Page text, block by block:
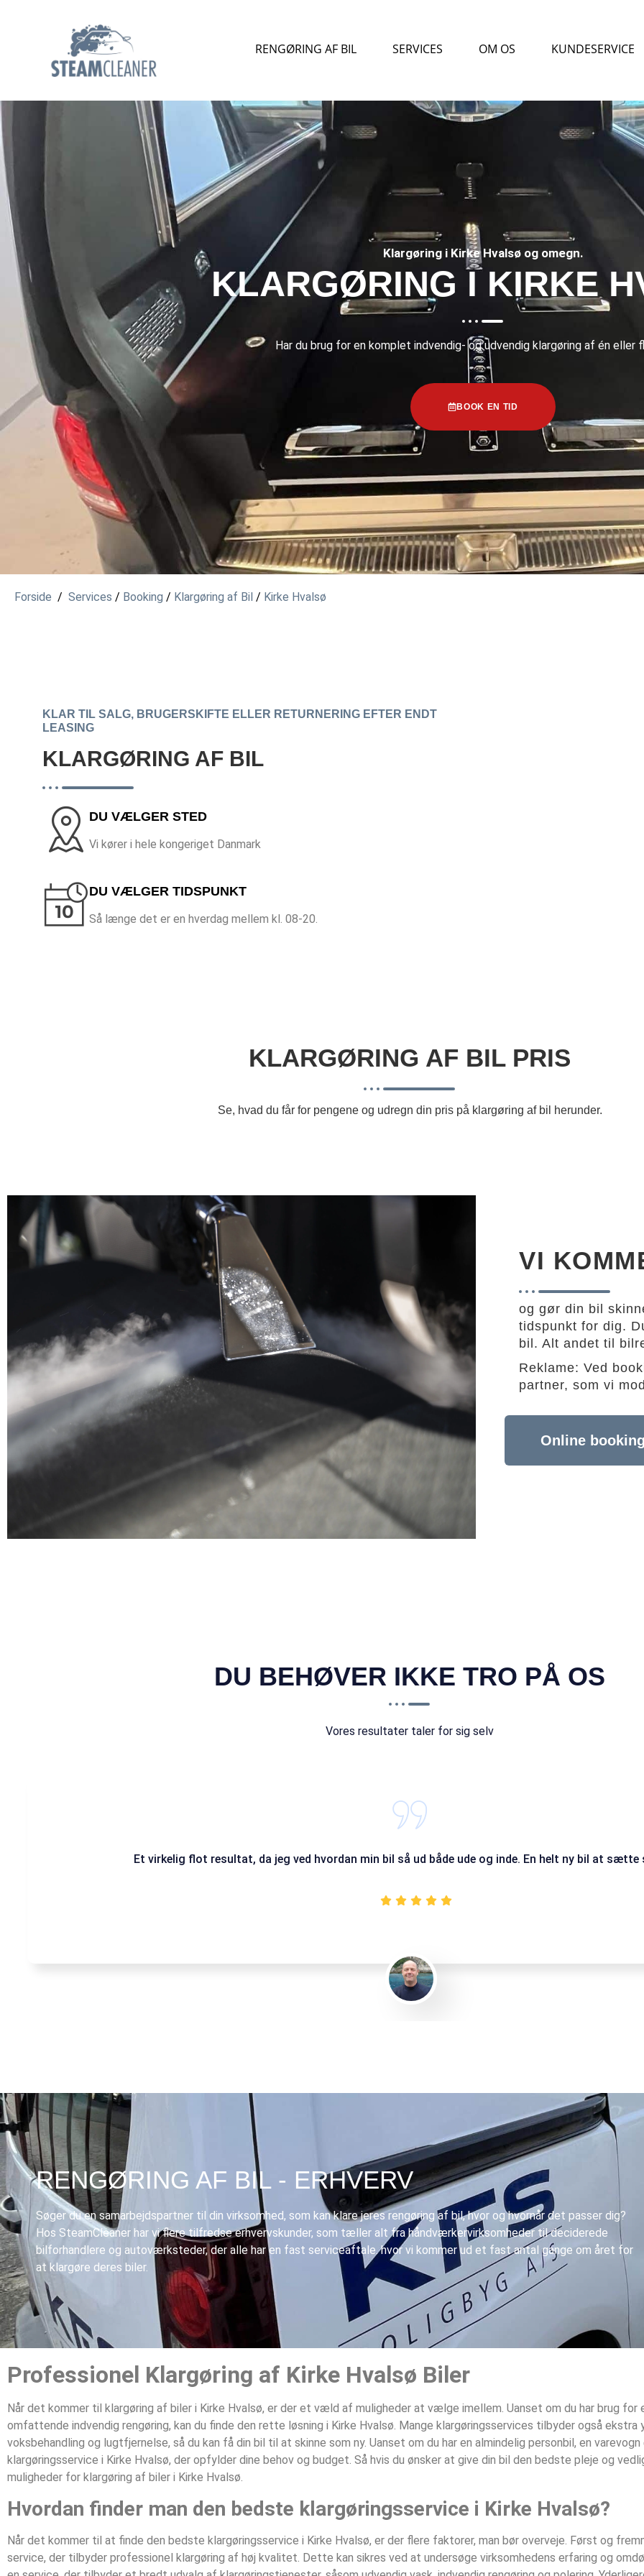
RENGØRING AF BIL SERVICES OM OS KUNDESERVICE
Klargøring i Kirke Hvalsø og omegn.
KLARGØRING I KIRKE
Har du brug for en komplet indvendig- og udvendig klargøring af én eller
BOOK EN TID
Forside / Services / Booking / Klargøring af Bil / Kirke Hvalsø
KLAR TIL SALG, BRUGERSKIFTE ELLER RETURNERING EFTER ENDT
LEASING
KLARGØRING AF BIL
DU VÆLGER STED
Vi kører i hele kongeriget Danmark
DU VÆLGER TIDSPUNKT
Så længe det er en hverdag mellem kl. 08-20.
KLARGØRING AF BIL PRIS
Se, hvad du får for pengene og udregn din pris på klargøring af bil herunder.
VI
og gør din bil
tidspunkt for dig.
bil. Alt andet til
Reklame: Ved
partner, som vi
Online booking
DU BEHØVER IKKE TRO PÅ OS
Vores resultater taler for sig selv
Et virkelig flot resultat, da jeg ved hvordan min bil så ud både ude og inde. En helt ny bil at sætte
RENGØRING AF BIL - ERHVERV
Søger du en samarbejdspartner til din virksomhed, som kan klare jeres rengøring af bil, hvor og hvornår det passer dig?
Hos SteamCleaner har vi flere tilfredse erhvervskunder, som tæller alt fra håndværkervirksomheder til deciderede
bilforhandlere og autoværksteder, der alle har en fast serviceaftale. hvor vi kommer ud et fast antal gange om året for
at klargøre deres biler.
Professionel Klargøring af Kirke Hvalsø Biler
Når det kommer til klargøring af biler i Kirke Hvalsø, er der et væld af muligheder at vælge imellem. Uanset om du har brug for
omfattende indvendig rengøring, kan du finde den rette løsning i Kirke Hvalsø. Mange klargøringsservices tilbyder også ekstra
voksbehandling og lugtfjernelse, så du kan få din bil til at skinne som ny. Uanset om du har en almindelig personbil, en
klargøringsservice i Kirke Hvalsø, der opfylder dine behov og budget. Så hvis du ønsker at give din bil den bedste pleje og
muligheder for klargøring af biler i Kirke Hvalsø.
Hvordan finder man den bedste klargøringsservice i Kirke Hvalsø?
Når det kommer til at finde den bedste klargøringsservice i Kirke Hvalsø, er der flere faktorer, man bør overveje. Først og
service, der tilbyder professionel klargøring af høj kvalitet. Dette kan sikres ved at undersøge virksomhedens erfaring og